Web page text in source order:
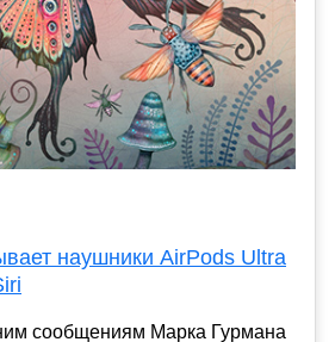
наушники AirPods Ultra
сообщениям Марка Гурмана